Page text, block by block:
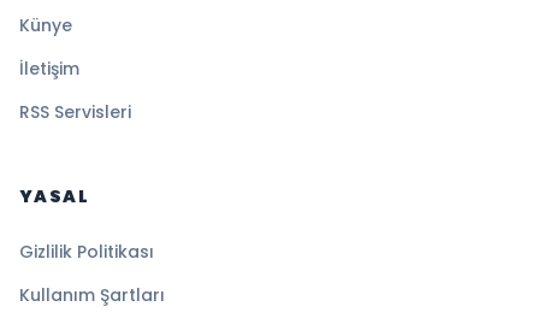
Künye
İletişim
RSS Servisleri
YASAL
Gizlilik Politikası
Kullanım Şartları